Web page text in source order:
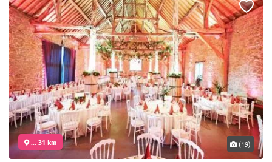
... 31 km (19)